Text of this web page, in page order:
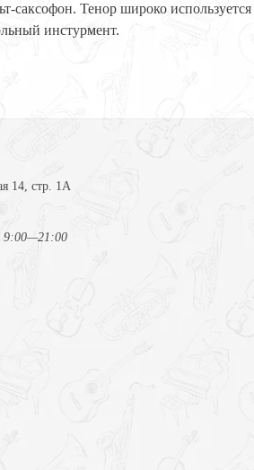
саксофон. Тенор широко используется
инстурмент.
14, стр. 1А